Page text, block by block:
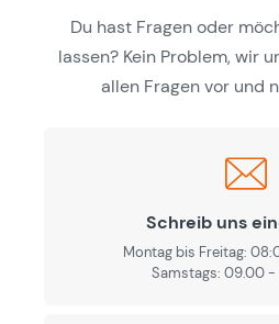
Du hast Fragen oder
lassen? Kein Problem, wir
allen Fragen vor und
Schreib uns
Montag bis Freitag:
Samstags: 09.00 -